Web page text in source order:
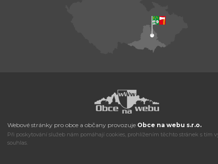
Webové stránky pro obce a občany provozuje Obce na webu s.r.o.
Při poskytování služeb nám pomáhají cookies, prohlížením těchto stránek s tím
souhlas.